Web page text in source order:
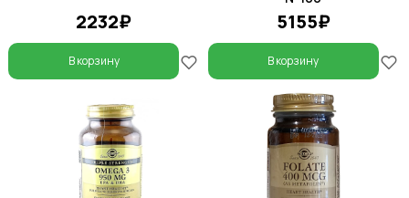
2232₽
В корзину
5155₽
В корзину